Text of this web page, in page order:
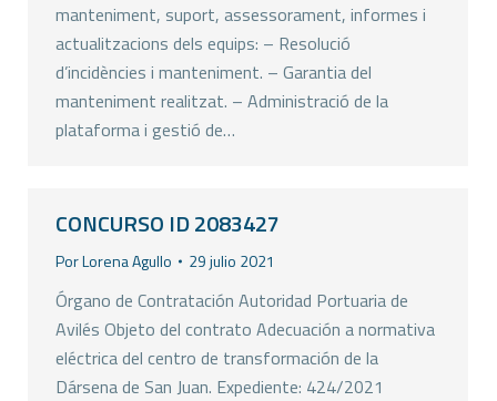
manteniment, suport, assessorament, informes i
actualitzacions dels equips: – Resolució
d’incidències i manteniment. – Garantia del
manteniment realitzat. – Administració de la
plataforma i gestió de…
CONCURSO ID 2083427
PorLorena Agullo 29 julio 2021
Órgano de Contratación Autoridad Portuaria de
Avilés Objeto del contrato Adecuación a normativa
eléctrica del centro de transformación de la
Dársena de San Juan. Expediente: 424/2021